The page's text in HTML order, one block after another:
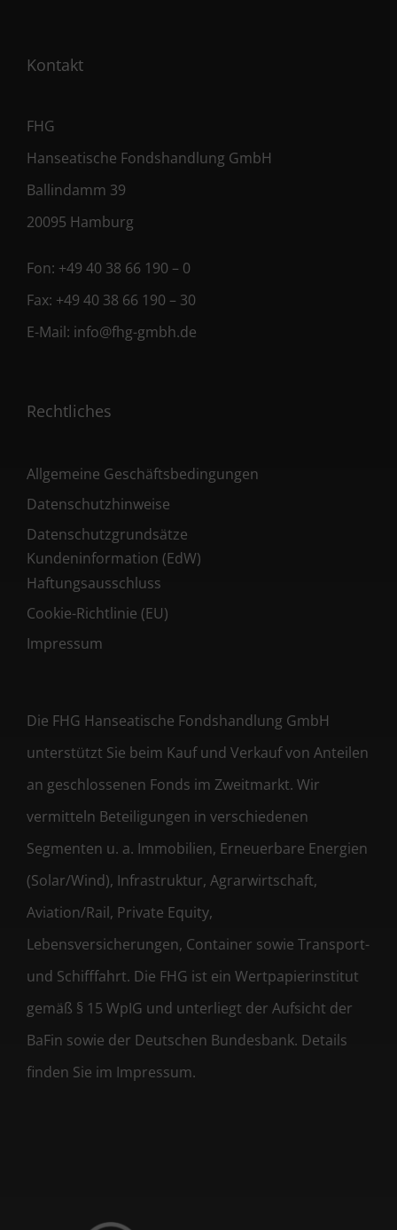
Kontakt
FHG
Hanseatische Fondshandlung GmbH
Ballindamm 39
20095 Hamburg
Fon: +49 40 38 66 190 – 0
Fax: +49 40 38 66 190 – 30
E-Mail: info@fhg-gmbh.de
Rechtliches
Allgemeine Geschäftsbedingungen
Datenschutzhinweise
Datenschutzgrundsätze
Kundeninformation (EdW)
Haftungsausschluss
Cookie-Richtlinie (EU)
Impressum
Die FHG Hanseatische Fondshandlung GmbH
unterstützt Sie beim Kauf und Verkauf von Anteilen
an geschlossenen Fonds im Zweitmarkt. Wir
vermitteln Beteiligungen in verschiedenen
Segmenten u. a. Immobilien, Erneuerbare Energien
(Solar/Wind), Infrastruktur, Agrarwirtschaft,
Aviation/Rail, Private Equity,
Lebensversicherungen, Container sowie Transport-
und Schifffahrt. Die FHG ist ein Wertpapierinstitut
gemäß § 15 WpIG und unterliegt der Aufsicht der
BaFin sowie der Deutschen Bundesbank. Details
finden Sie im Impressum.